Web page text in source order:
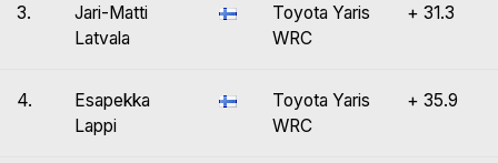
3.
Jari-Matti
Latvala
Toyota Yaris
WRC
+ 31.3
4.
Esapekka
Lappi
Toyota Yaris
WRC
+ 35.9